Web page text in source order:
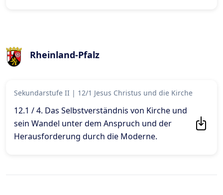
Rheinland-Pfalz
Sekundarstufe II | 12/1 Jesus Christus und die Kirche
12.1 / 4. Das Selbstverständnis von Kirche und
sein Wandel unter dem Anspruch und der
Herausforderung durch die Moderne.